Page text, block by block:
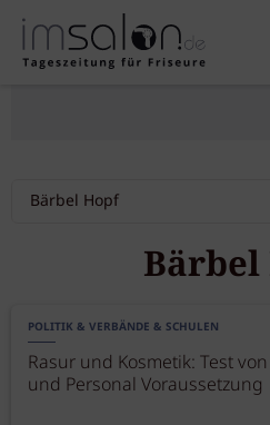
POLITIK & VERBÄNDE & SCHULEN
Rasur und Kosmetik: Test
und Personal Voraussetzung